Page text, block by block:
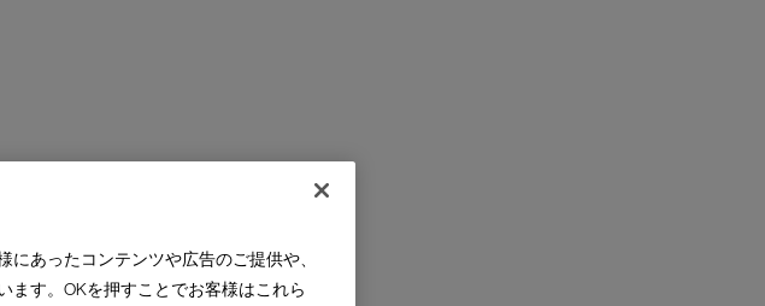
あったコンテンツや広告のご提供や、
ます。OKを押すことでお客様はこれら